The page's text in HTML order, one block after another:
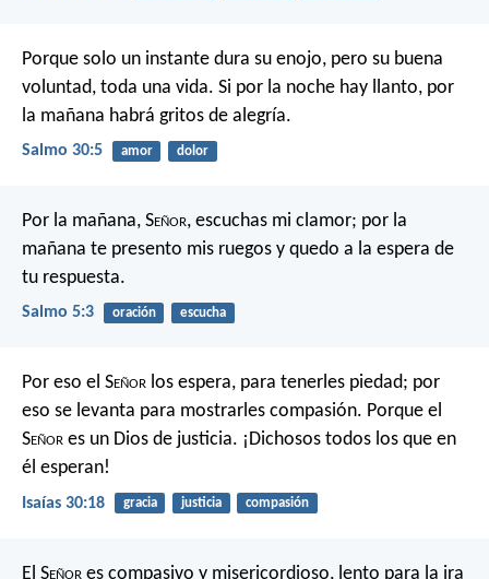
Porque solo un instante dura su enojo, pero su buena
voluntad, toda una vida. Si por la noche hay llanto, por
la mañana habrá gritos de alegría.
Salmo 30:5 amor dolor
Por la mañana, Señor, escuchas mi clamor; por la
mañana te presento mis ruegos y quedo a la espera de
tu respuesta.
Salmo 5:3 oración escucha
Por eso el Señor los espera, para tenerles piedad; por
eso se levanta para mostrarles compasión. Porque el
Señor es un Dios de justicia. ¡Dichosos todos los que en
él esperan!
Isaías 30:18 gracia justicia compasión
El Señor es compasivo y misericordioso, lento para la ira